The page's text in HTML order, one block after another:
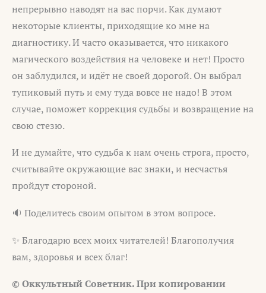
непрерывно наводят на вас порчи. Как думают
некоторые клиенты, приходящие ко мне на
диагностику. И часто оказывается, что никакого
магического воздействия на человеке и нет! Просто
он заблудился, и идёт не своей дорогой. Он выбрал
тупиковый путь и ему туда вовсе не надо! В этом
случае, поможет коррекция судьбы и возвращение на
свою стезю.
И не думайте, что судьба к нам очень строга, просто,
считывайте окружающие вас знаки, и несчастья
пройдут стороной.
🔉 Поделитесь своим опытом в этом вопросе.
✨ Благодарю всех моих читателей! Благополучия
вам, здоровья и всех благ!
© Оккультный Советник. При копировании